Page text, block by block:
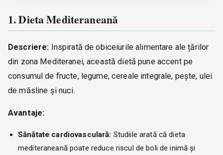
1. Dieta Mediteraneană
Descriere: Inspirată de obiceiurile alimentare ale țărilor
din zona Mediteranei, această dietă pune accent pe
consumul de fructe, legume, cereale integrale, pește, ulei
de măsline și nuci.
Avantaje:
Sănătate cardiovasculară: Studiile arată că dieta
mediteraneană poate reduce riscul de boli de inimă și